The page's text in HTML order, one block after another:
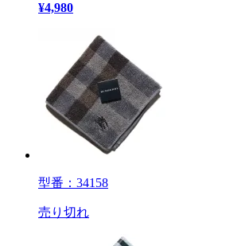
¥4,980
型番：34158
売り切れ